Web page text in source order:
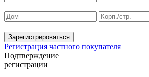
Зарегистрироваться
Регистрация частного покупателя
Подтверждение
регистрации